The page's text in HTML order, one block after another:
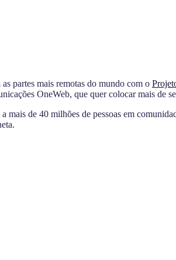
partes mais remotas do mundo com o
OneWeb, que quer colocar mais de
de 40 milhões de pessoas em